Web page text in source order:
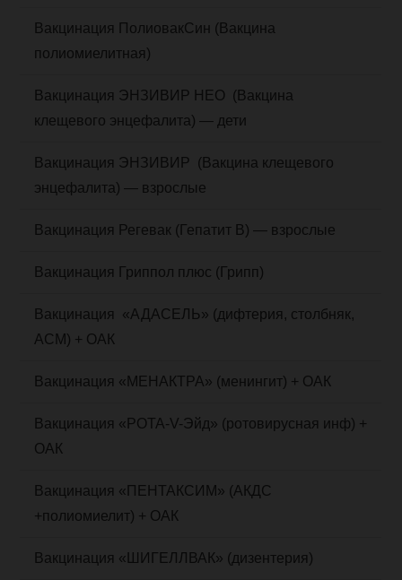
Вакцинация ПолиовакСин (Вакцина
полиомиелитная)
Вакцинация ЭНЗИВИР НЕО (Вакцина
клещевого энцефалита) — дети
Вакцинация ЭНЗИВИР (Вакцина клещевого
энцефалита) — взрослые
Вакцинация Регевак (Гепатит В) — взрослые
Вакцинация Гриппол плюс (Грипп)
Вакцинация «АДАСЕЛЬ» (дифтерия, столбняк,
АСМ) + ОАК
Вакцинация «МЕНАКТРА» (менингит) + ОАК
Вакцинация «РОТА-V-Эйд» (ротовирусная инф) +
ОАК
Вакцинация «ПЕНТАКСИМ» (АКДС
+полиомиелит) + ОАК
Вакцинация «ШИГЕЛЛВАК» (дизентерия)